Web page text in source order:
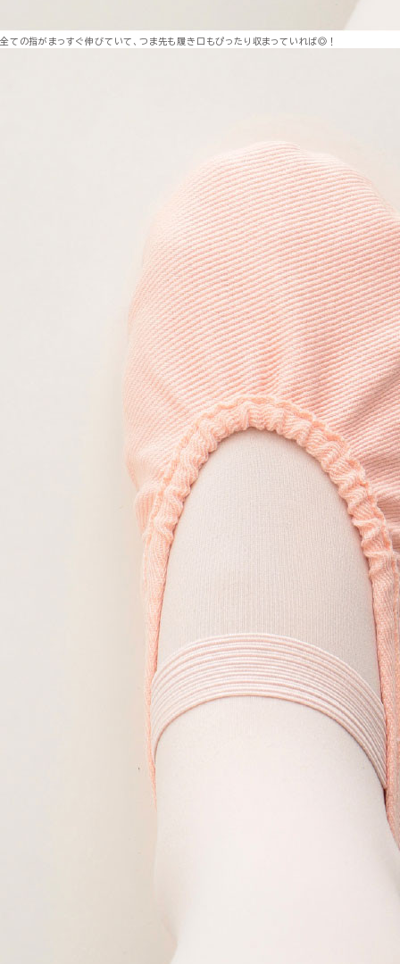
全ての指がまっすぐ伸びていて、つま先も履き口もぴったり収まっていれば◎！